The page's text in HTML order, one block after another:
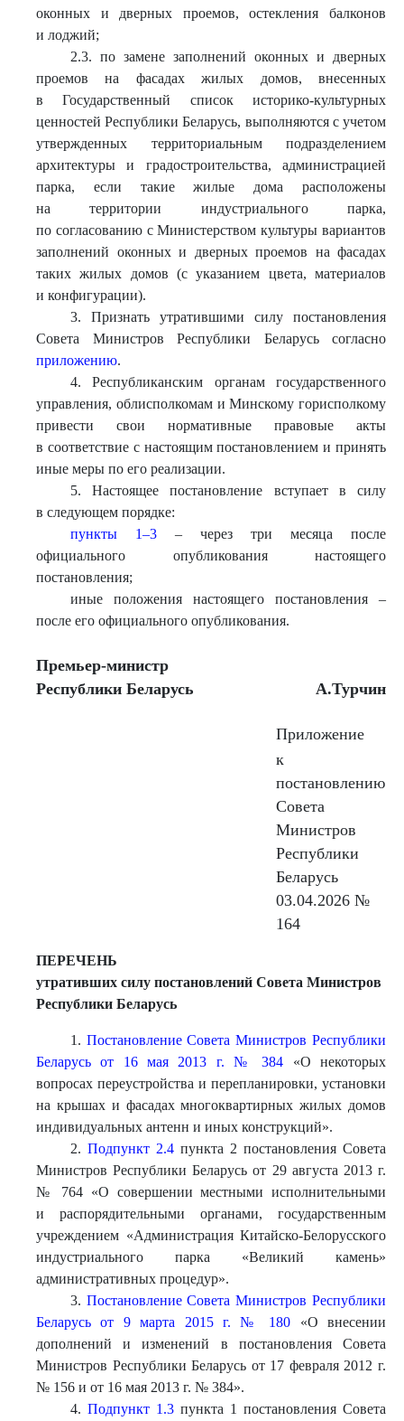
оконных и дверных проемов, остекления балконов
и лоджий;
2.3. по замене заполнений оконных и дверных
проемов на фасадах жилых домов, внесенных
в Государственный список историко-культурных
ценностей Республики Беларусь, выполняются с учетом
утвержденных территориальным подразделением
архитектуры и градостроительства, администрацией
парка, если такие жилые дома расположены
на территории индустриального парка,
по согласованию с Министерством культуры вариантов
заполнений оконных и дверных проемов на фасадах
таких жилых домов (с указанием цвета, материалов
и конфигурации).
3. Признать утратившими силу постановления
Совета Министров Республики Беларусь согласно
приложению.
4. Республиканским органам государственного
управления, облисполкомам и Минскому горисполкому
привести свои нормативные правовые акты
в соответствие с настоящим постановлением и принять
иные меры по его реализации.
5. Настоящее постановление вступает в силу
в следующем порядке:
пункты 1–3– через три месяца после
официального опубликования настоящего
постановления;
иные положения настоящего постановления –
после его официального опубликования.
Премьер-министр
Республики Беларусь
А.Турчин
Приложение
к
постановлению
Совета
Министров
Республики
Беларусь
03.04.2026 №
164
ПЕРЕЧЕНЬ
утративших силу постановлений Совета Министров
Республики Беларусь
1. Постановление Совета Министров Республики
Беларусь от 16 мая 2013 г. № 384 «О некоторых
вопросах переустройства и перепланировки, установки
на крышах и фасадах многоквартирных жилых домов
индивидуальных антенн и иных конструкций».
2. Подпункт 2.4пункта 2 постановления Совета
Министров Республики Беларусь от 29 августа 2013 г.
№ 764 «О совершении местными исполнительными
и распорядительными органами, государственным
учреждением «Администрация Китайско-Белорусского
индустриального парка «Великий камень»
административных процедур».
3. Постановление Совета Министров Республики
Беларусь от 9 марта 2015 г. № 180 «О внесении
дополнений и изменений в постановления Совета
Министров Республики Беларусь от 17 февраля 2012 г.
№ 156 и от 16 мая 2013 г. № 384».
4. Подпункт 1.3пункта 1 постановления Совета